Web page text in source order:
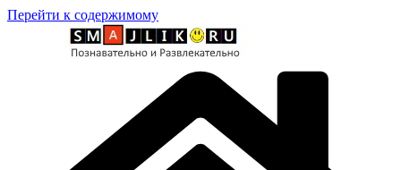
Перейти к содержимому